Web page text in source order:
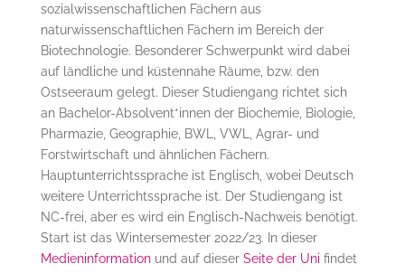
sozialwissenschaftlichen Fächern aus
naturwissenschaftlichen Fächern im Bereich der
Biotechnologie. Besonderer Schwerpunkt wird dabei
auf ländliche und küstennahe Räume, bzw. den
Ostseeraum gelegt. Dieser Studiengang richtet sich
an Bachelor-Absolvent*innen der Biochemie, Biologie,
Pharmazie, Geographie, BWL, VWL, Agrar- und
Forstwirtschaft und ähnlichen Fächern.
Hauptunterrichtssprache ist Englisch, wobei Deutsch
weitere Unterrichtssprache ist. Der Studiengang ist
NC-frei, aber es wird ein Englisch-Nachweis benötigt.
Start ist das Wintersemester 2022/23. In dieser
Medieninformationund auf dieser Seite der Uni findet